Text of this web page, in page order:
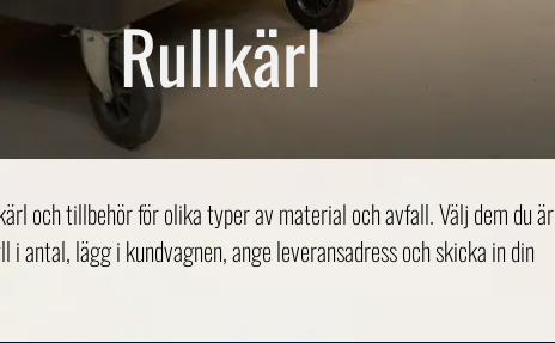
Rullkärl
och tillbehör för olika typer av material och avfall. Välj dem du är
i antal, lägg i kundvagnen, ange leveransadress och skicka in din